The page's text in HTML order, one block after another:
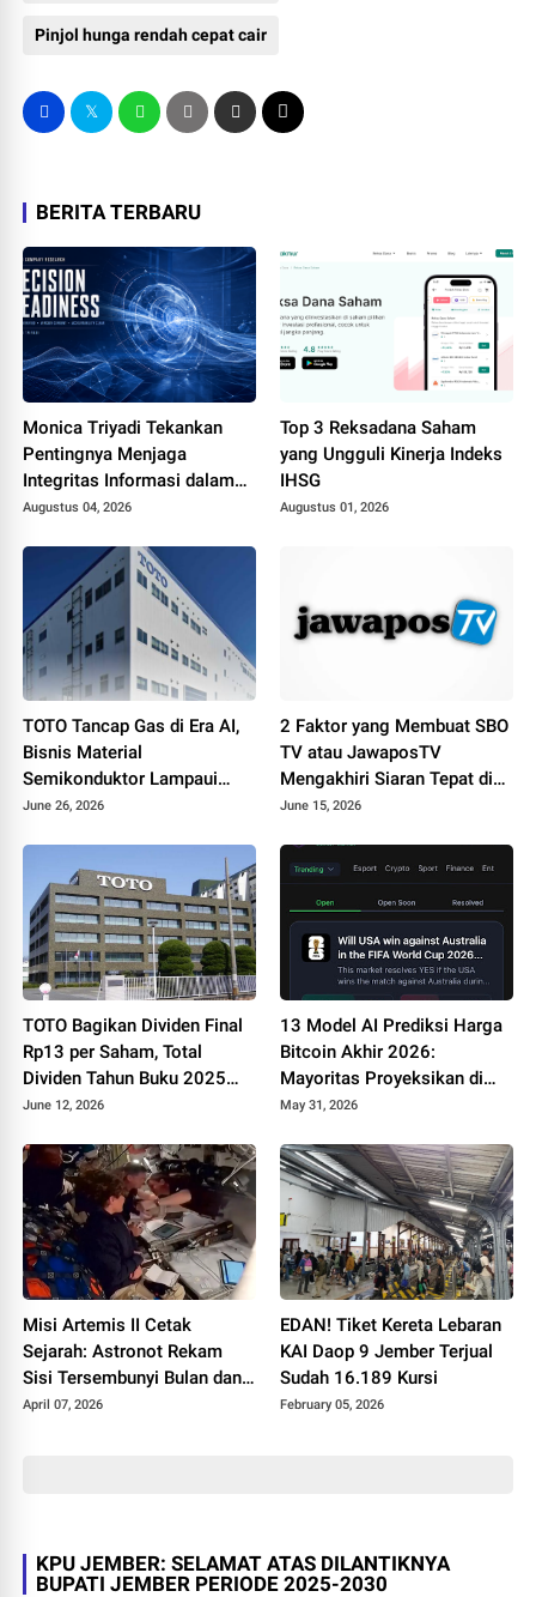
Pinjol hunga rendah cepat cair
BERITA TERBARU
Monica Triyadi Tekankan
Pentingnya Menjaga
Integritas Informasi dalam
Riset Perusahaan ASEAN
Augustus 04, 2026
Top 3 Reksadana Saham
yang Ungguli Kinerja Indeks
IHSG
Augustus 01, 2026
TOTO Tancap Gas di Era AI,
Bisnis Material
Semikonduktor Lampaui
Penjualan Produk Sanitasi
June 26, 2026
2 Faktor yang Membuat SBO
TV atau JawaposTV
Mengakhiri Siaran Tepat di
Hari Jadi ke-19
June 15, 2026
TOTO Bagikan Dividen Final
Rp13 per Saham, Total
Dividen Tahun Buku 2025
Capai Rp23 per Saham
June 12, 2026
13 Model AI Prediksi Harga
Bitcoin Akhir 2026:
Mayoritas Proyeksikan di
Kisaran 97.000 US Dolar
May 31, 2026
Misi Artemis II Cetak
Sejarah: Astronot Rekam
Sisi Tersembunyi Bulan dan
Pecahkan Rekor Jarak
April 07, 2026
EDAN! Tiket Kereta Lebaran
KAI Daop 9 Jember Terjual
Sudah 16.189 Kursi
February 05, 2026
KPU JEMBER: SELAMAT ATAS DILANTIKNYA
BUPATI JEMBER PERIODE 2025-2030